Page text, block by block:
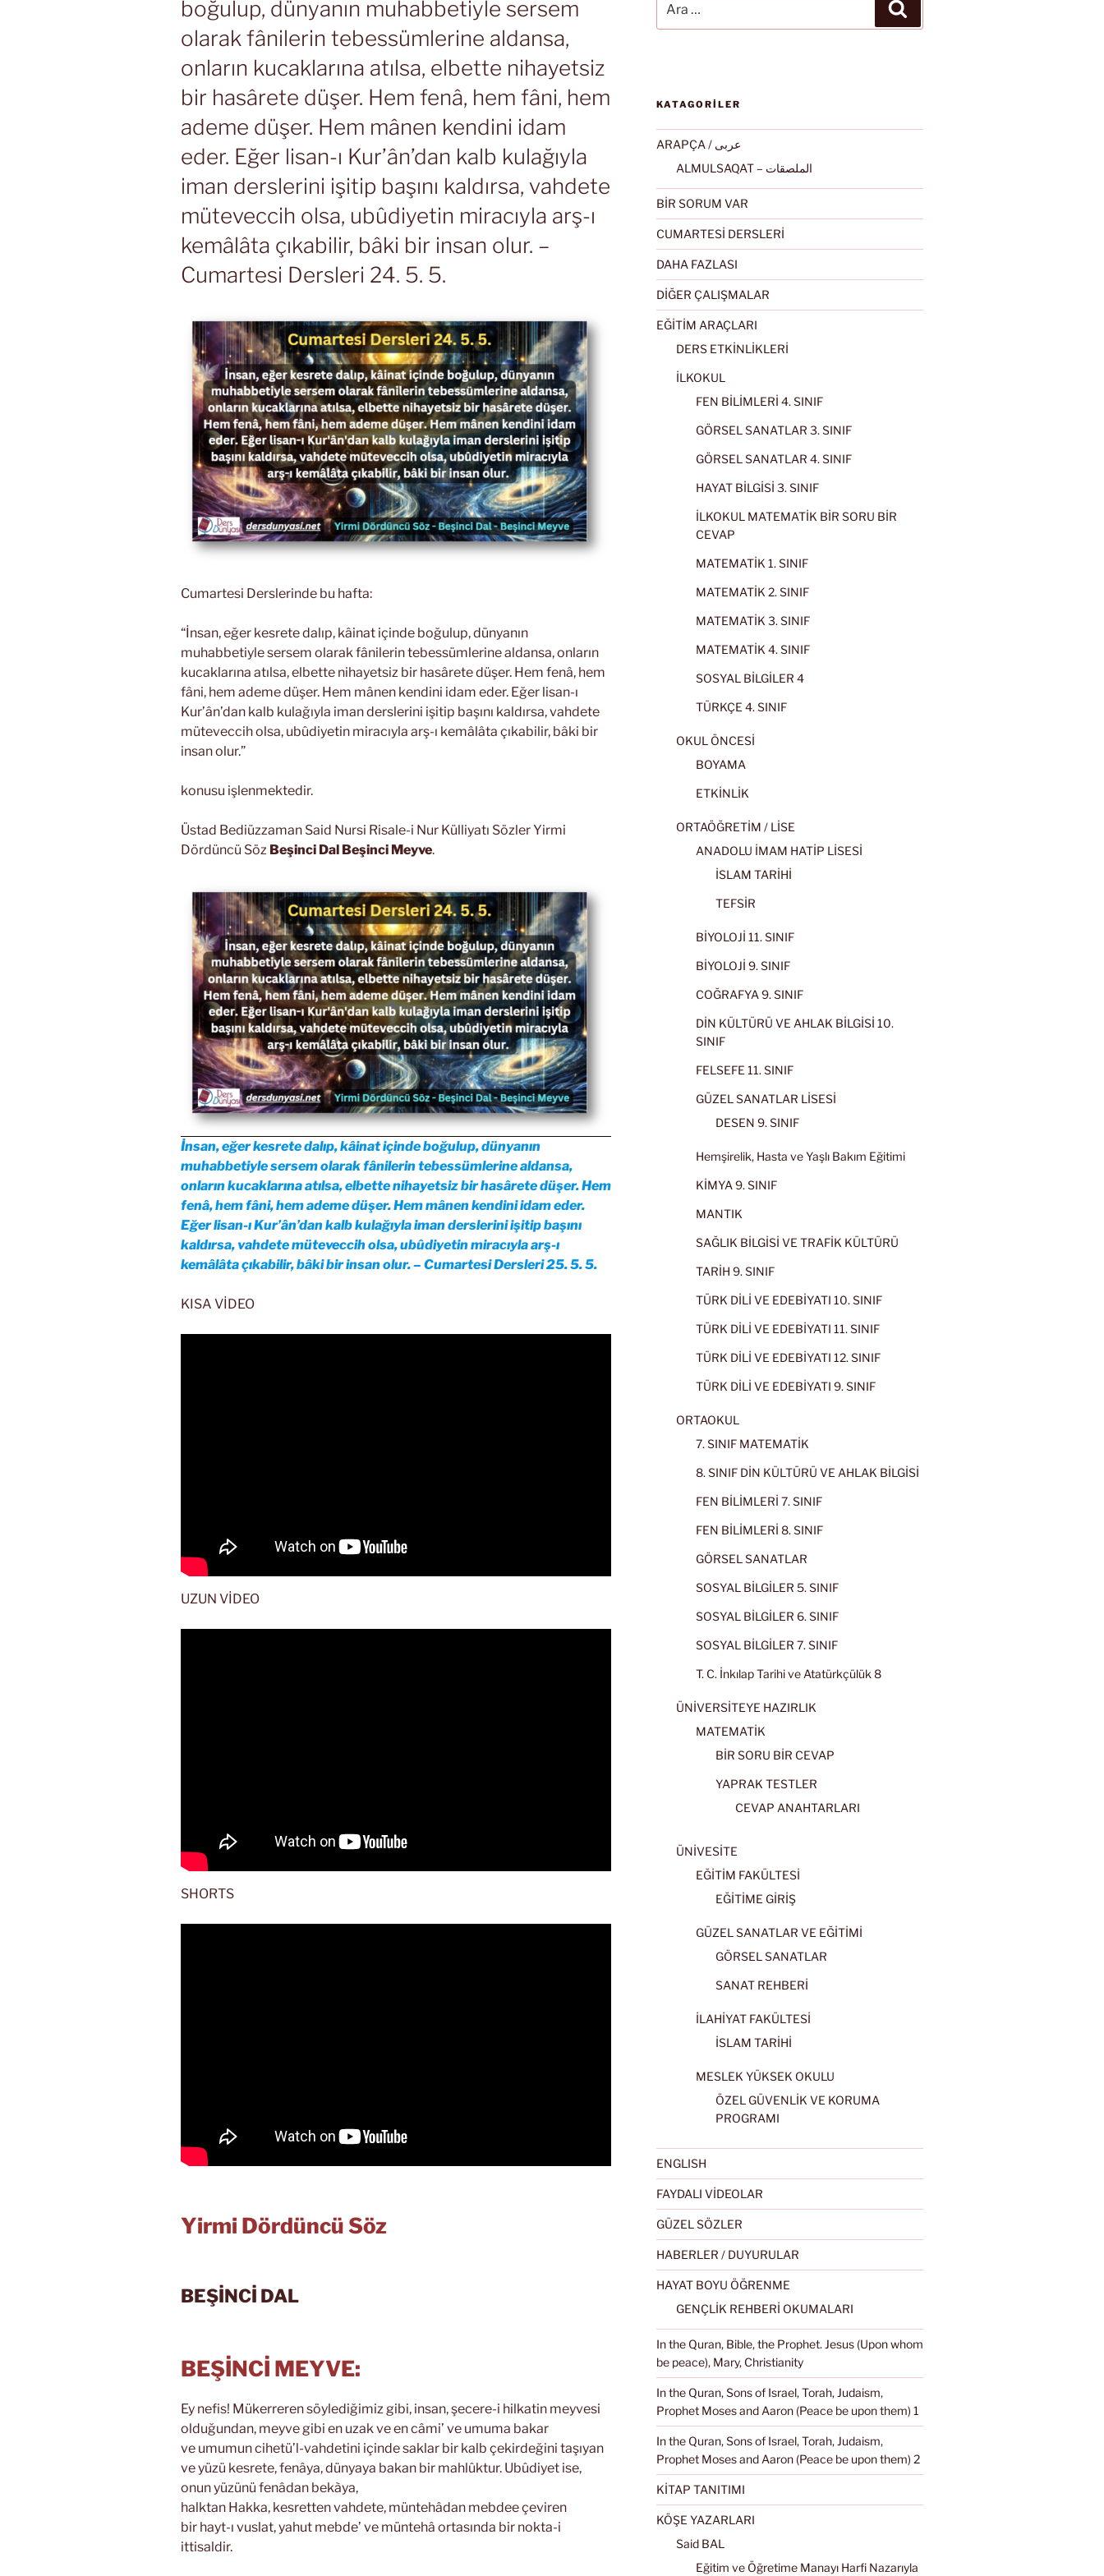
boğulup, dünyanın muhabbetiyle sersem
olarak fânilerin tebessümlerine aldansa,
onların kucaklarına atılsa, elbette nihayetsiz
bir hasârete düşer. Hem fenâ, hem fâni, hem
ademe düşer. Hem mânen kendini idam
eder. Eğer lisan-ı Kur’ân’dan kalb kulağıyla
iman derslerini işitip başını kaldırsa, vahdete
müteveccih olsa, ubûdiyetin miracıyla arş-ı
kemâlâta çıkabilir, bâki bir insan olur. –
Cumartesi Dersleri 24. 5. 5.
Cumartesi Derslerinde bu hafta:
“İnsan, eğer kesrete dalıp, kâinat içinde boğulup, dünyanın
muhabbetiyle sersem olarak fânilerin tebessümlerine aldansa, onların
kucaklarına atılsa, elbette nihayetsiz bir hasârete düşer. Hem fenâ, hem
fâni, hem ademe düşer. Hem mânen kendini idam eder. Eğer lisan-ı
Kur’ân’dan kalb kulağıyla iman derslerini işitip başını kaldırsa, vahdete
müteveccih olsa, ubûdiyetin miracıyla arş-ı kemâlâta çıkabilir, bâki bir
insan olur.”
konusu işlenmektedir.
Üstad Bediüzzaman Said Nursi Risale-i Nur Külliyatı Sözler Yirmi
Dördüncü Söz Beşinci Dal Beşinci Meyve.
İnsan, eğer kesrete dalıp, kâinat içinde boğulup, dünyanın
muhabbetiyle sersem olarak fânilerin tebessümlerine aldansa,
onların kucaklarına atılsa, elbette nihayetsiz bir hasârete düşer. Hem
fenâ, hem fâni, hem ademe düşer. Hem mânen kendini idam eder.
Eğer lisan-ı Kur’ân’dan kalb kulağıyla iman derslerini işitip başını
kaldırsa, vahdete müteveccih olsa, ubûdiyetin miracıyla arş-ı
kemâlâta çıkabilir, bâki bir insan olur. – Cumartesi Dersleri 25. 5. 5.
KISA VİDEO
UZUN VİDEO
SHORTS
Yirmi Dördüncü Söz
BEŞİNCİ DAL
BEŞİNCİ MEYVE:
Ey nefis! Mükerreren söylediğimiz gibi, insan, şecere-i hilkatin meyvesi
olduğundan, meyve gibi en uzak ve en câmi’ ve umuma bakar
ve umumun cihetü’l-vahdetini içinde saklar bir kalb çekirdeğini taşıyan
ve yüzü kesrete, fenâya, dünyaya bakan bir mahlûktur. Ubûdiyet ise,
onun yüzünü fenâdan bekàya,
halktan Hakka, kesretten vahdete, müntehâdan mebdee çeviren
bir hayt-ı vuslat, yahut mebde’ ve müntehâ ortasında bir nokta-i
ittisaldir.
KATAGORİLER
ARAPÇA / عربى
ALMULSAQAT – الملصقات
BİR SORUM VAR
CUMARTESİ DERSLERİ
DAHA FAZLASI
DİĞER ÇALIŞMALAR
EĞİTİM ARAÇLARI
DERS ETKİNLİKLERİ
İLKOKUL
FEN BİLİMLERİ 4. SINIF
GÖRSEL SANATLAR 3. SINIF
GÖRSEL SANATLAR 4. SINIF
HAYAT BİLGİSİ 3. SINIF
İLKOKUL MATEMATİK BİR SORU BİR
CEVAP
MATEMATİK 1. SINIF
MATEMATİK 2. SINIF
MATEMATİK 3. SINIF
MATEMATİK 4. SINIF
SOSYAL BİLGİLER 4
TÜRKÇE 4. SINIF
OKUL ÖNCESİ
BOYAMA
ETKİNLİK
ORTAÖĞRETİM / LİSE
ANADOLU İMAM HATİP LİSESİ
İSLAM TARİHİ
TEFSİR
BİYOLOJİ 11. SINIF
BİYOLOJİ 9. SINIF
COĞRAFYA 9. SINIF
DİN KÜLTÜRÜ VE AHLAK BİLGİSİ 10.
SINIF
FELSEFE 11. SINIF
GÜZEL SANATLAR LİSESİ
DESEN 9. SINIF
Hemşirelik, Hasta ve Yaşlı Bakım Eğitimi
KİMYA 9. SINIF
MANTIK
SAĞLIK BİLGİSİ VE TRAFİK KÜLTÜRÜ
TARİH 9. SINIF
TÜRK DİLİ VE EDEBİYATI 10. SINIF
TÜRK DİLİ VE EDEBİYATI 11. SINIF
TÜRK DİLİ VE EDEBİYATI 12. SINIF
TÜRK DİLİ VE EDEBİYATI 9. SINIF
ORTAOKUL
7. SINIF MATEMATİK
8. SINIF DİN KÜLTÜRÜ VE AHLAK BİLGİSİ
FEN BİLİMLERİ 7. SINIF
FEN BİLİMLERİ 8. SINIF
GÖRSEL SANATLAR
SOSYAL BİLGİLER 5. SINIF
SOSYAL BİLGİLER 6. SINIF
SOSYAL BİLGİLER 7. SINIF
T. C. İnkılap Tarihi ve Atatürkçülük 8
ÜNİVERSİTEYE HAZIRLIK
MATEMATİK
BİR SORU BİR CEVAP
YAPRAK TESTLER
CEVAP ANAHTARLARI
ÜNİVESİTE
EĞİTİM FAKÜLTESİ
EĞİTİME GİRİŞ
GÜZEL SANATLAR VE EĞİTİMİ
GÖRSEL SANATLAR
SANAT REHBERİ
İLAHİYAT FAKÜLTESİ
İSLAM TARİHİ
MESLEK YÜKSEK OKULU
ÖZEL GÜVENLİK VE KORUMA
PROGRAMI
ENGLISH
FAYDALI VİDEOLAR
GÜZEL SÖZLER
HABERLER / DUYURULAR
HAYAT BOYU ÖĞRENME
GENÇLİK REHBERİ OKUMALARI
In the Quran, Bible, the Prophet. Jesus (Upon whom
be peace), Mary, Christianity
In the Quran, Sons of Israel, Torah, Judaism,
Prophet Moses and Aaron (Peace be upon them) 1
In the Quran, Sons of Israel, Torah, Judaism,
Prophet Moses and Aaron (Peace be upon them) 2
KİTAP TANITIMI
KÖŞE YAZARLARI
Said BAL
Eğitim ve Öğretime Manayı Harfi Nazarıyla